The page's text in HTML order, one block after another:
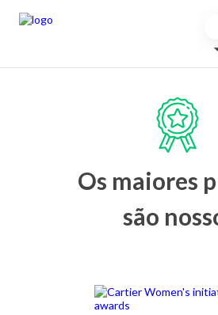
Os maiores
são